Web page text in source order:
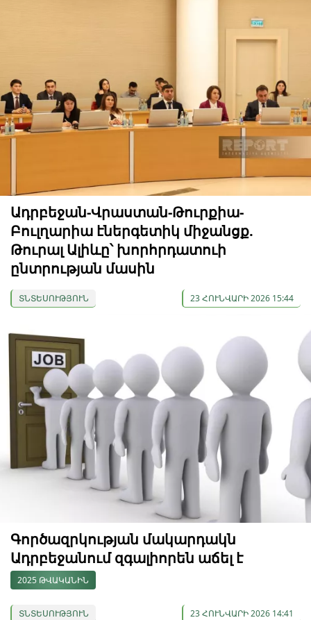
Ադրբեջան-Վրաստան-Թուրքիա-
Բուլղարիա էներգետիկ միջանցք.
Թուրալ Ալիևը՝ խորհրդատուի
ընտրության մասին
ՏՆՏԵՍՈՒԹՅՈՒՆ 23 ՀՈՒՆՎԱՐԻ 2026 15:44
Գործազրկության մակարդակն
Ադրբեջանում զգալիորեն աճել է
2025 ԹՎԱԿԱՆԻՆ
ՏՆՏԵՍՈՒԹՅՈՒՆ 23 ՀՈՒՆՎԱՐԻ 2026 14:41